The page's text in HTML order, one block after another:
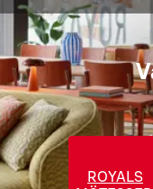
ROYALS